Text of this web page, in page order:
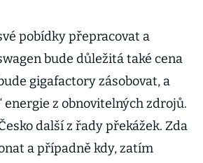
pobídky přepracovat a
bude důležitá také cena
gigafactory zásobovat, a
energie z obnovitelných zdrojů.
další z řady překážek. Zda
a případně kdy, zatím